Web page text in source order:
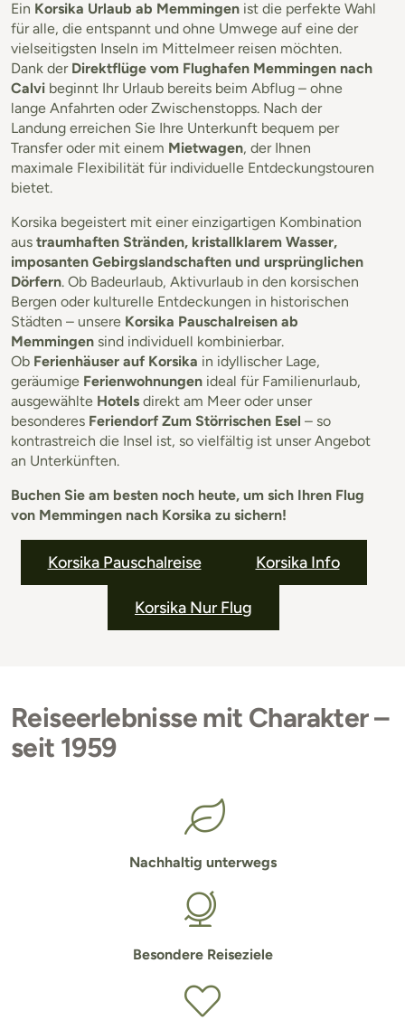
Ein Korsika Urlaub ab Memmingen ist die perfekte Wahl
für alle, die entspannt und ohne Umwege auf eine der
vielseitigsten Inseln im Mittelmeer reisen möchten.
Dank der Direktflüge vom Flughafen Memmingen nach
Calvi beginnt Ihr Urlaub bereits beim Abflug – ohne
lange Anfahrten oder Zwischenstopps. Nach der
Landung erreichen Sie Ihre Unterkunft bequem per
Transfer oder mit einem Mietwagen, der Ihnen
maximale Flexibilität für individuelle Entdeckungstouren
bietet.
Korsika begeistert mit einer einzigartigen Kombination
aus traumhaften Stränden, kristallklarem Wasser,
imposanten Gebirgslandschaften und ursprünglichen
Dörfern. Ob Badeurlaub, Aktivurlaub in den korsischen
Bergen oder kulturelle Entdeckungen in historischen
Städten – unsere Korsika Pauschalreisen ab
Memmingen sind individuell kombinierbar.
Ob Ferienhäuser auf Korsika in idyllischer Lage,
geräumige Ferienwohnungen ideal für Familienurlaub,
ausgewählte Hotels direkt am Meer oder unser
besonderes Feriendorf Zum Störrischen Esel – so
kontrastreich die Insel ist, so vielfältig ist unser Angebot
an Unterkünften.
Buchen Sie am besten noch heute, um sich Ihren Flug
von Memmingen nach Korsika zu sichern!
Korsika Pauschalreise Korsika Info
Korsika Nur Flug
Reiseerlebnisse mit Charakter –
seit 1959
Nachhaltig unterwegs
Besondere Reiseziele